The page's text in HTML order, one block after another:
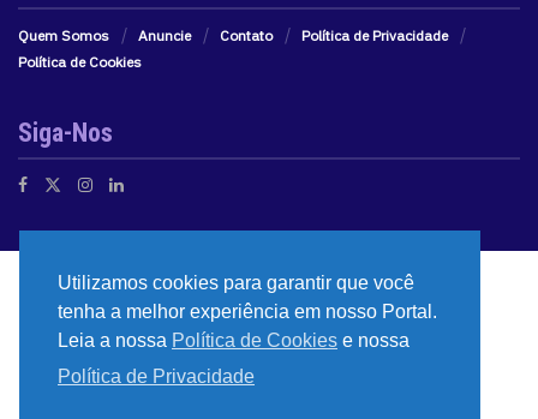
Quem Somos Anuncie Contato
Política de Privacidade
Política de Cookies
Siga-Nos
Utilizamos cookies para garantir que você
tenha a melhor experiência em nosso Portal.
Leia a nossa Política de Cookies e nossa
Política de Privacidade